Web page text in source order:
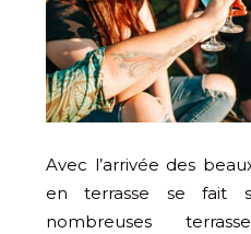
Avec l’arrivée des
en terrasse se fait
nombreuses